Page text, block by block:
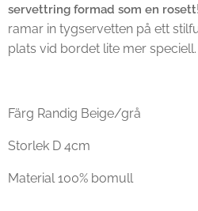
servettring formad som en rosett
ramar in tygservetten på ett
plats vid bordet lite mer speciell.
Färg Randig Beige/grå
Storlek D 4cm
Material 100% bomull